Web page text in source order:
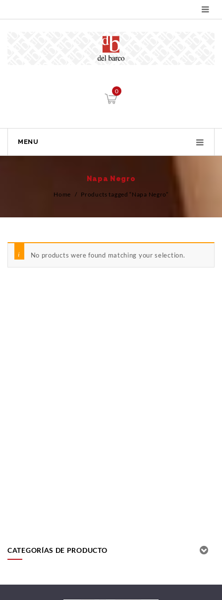
0
MENU
Napa Negro
Home / Products tagged “Napa Negro”
No products were found matching your selection.
CATEGORÍAS DE PRODUCTO